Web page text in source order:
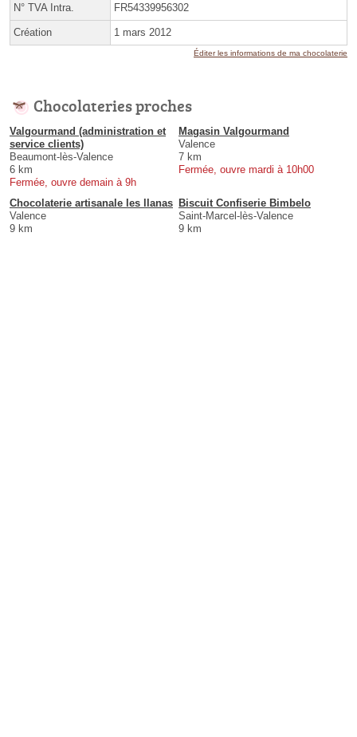
N° TVA Intra. FR54339956302
Création 1 mars 2012
Éditer les informations de ma chocolaterie
Chocolateries proches
Valgourmand (administration et
service clients)
Beaumont-lès-Valence
6 km
Fermée, ouvre demain à 9h
Magasin Valgourmand
Valence
7 km
Fermée, ouvre mardi à 10h00
Chocolaterie artisanale les llanas
Valence
9 km
Biscuit Confiserie Bimbelo
Saint-Marcel-lès-Valence
9 km